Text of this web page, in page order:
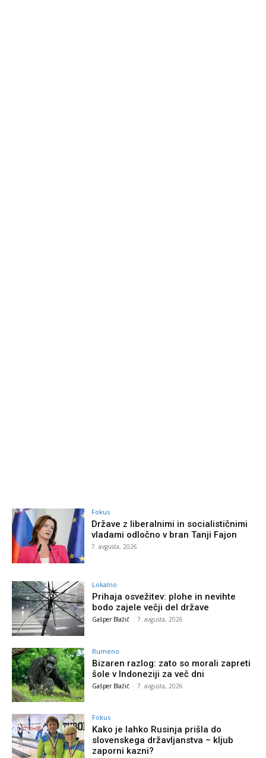
Fokus
Države z liberalnimi in socialističnimi
vladami odločno v bran Tanji Fajon
7. avgusta, 2026
Lokalno
Prihaja osvežitev: plohe in nevihte
bodo zajele večji del države
Gašper Blažič - 7. avgusta, 2026
Rumeno
Bizaren razlog: zato so morali zapreti
šole v Indoneziji za več dni
Gašper Blažič - 7. avgusta, 2026
Fokus
Kako je lahko Rusinja prišla do
slovenskega državljanstva – kljub
zaporni kazni?